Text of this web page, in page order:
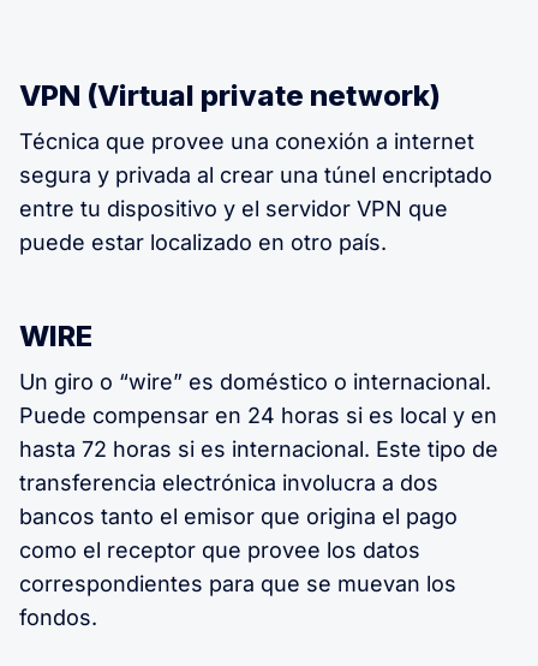
VPN (Virtual private network)
Técnica que provee una conexión a internet
segura y privada al crear una túnel encriptado
entre tu dispositivo y el servidor VPN que
puede estar localizado en otro país.
WIRE
Un giro o “wire” es doméstico o internacional.
Puede compensar en 24 horas si es local y en
hasta 72 horas si es internacional. Este tipo de
transferencia electrónica involucra a dos
bancos tanto el emisor que origina el pago
como el receptor que provee los datos
correspondientes para que se muevan los
fondos.